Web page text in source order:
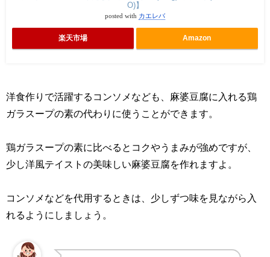
O)】
posted with カエレバ
楽天市場 Amazon
洋食作りで活躍するコンソメなども、麻婆豆腐に入れる鶏
ガラスープの素の代わりに使うことができます。
鶏ガラスープの素に比べるとコクやうまみが強めですが、
少し洋風テイストの美味しい麻婆豆腐を作れますよ。
コンソメなどを代用するときは、少しずつ味を見ながら入
れるようにしましょう。